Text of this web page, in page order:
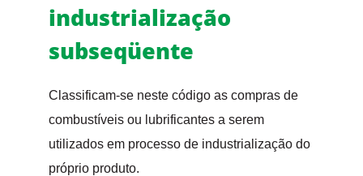
industrialização
subseqüente
Classificam-se neste código as compras de
combustíveis ou lubrificantes a serem
utilizados em processo de industrialização do
próprio produto.